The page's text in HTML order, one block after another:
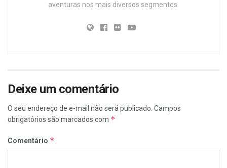
aventuras nos mais diversos segmentos.
Deixe um comentário
O seu endereço de e-mail não será publicado. Campos
obrigatórios são marcados com *
Comentário *